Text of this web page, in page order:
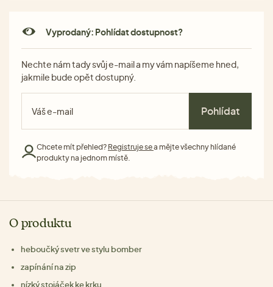
Vyprodaný: Pohlídat dostupnost?
Nechte nám tady svůj e-mail a my vám napíšeme hned,
jakmile bude opět dostupný.
Pohlídat
Chcete mít přehled? Registruje sea mějte všechny hlídané
produkty na jednom místě.
O produktu
heboučký svetr ve stylu bomber
zapínání na zip
nízký stojáček ke krku